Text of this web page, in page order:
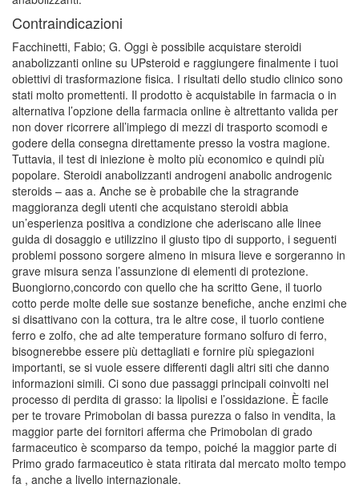
Contraindicazioni
Facchinetti, Fabio; G. Oggi è possibile acquistare steroidi
anabolizzanti online su UPsteroid e raggiungere finalmente i tuoi
obiettivi di trasformazione fisica. I risultati dello studio clinico sono
stati molto promettenti. Il prodotto è acquistabile in farmacia o in
alternativa l’opzione della farmacia online è altrettanto valida per
non dover ricorrere all’impiego di mezzi di trasporto scomodi e
godere della consegna direttamente presso la vostra magione.
Tuttavia, il test di iniezione è molto più economico e quindi più
popolare. Steroidi anabolizzanti androgeni anabolic androgenic
steroids – aas a. Anche se è probabile che la stragrande
maggioranza degli utenti che acquistano steroidi abbia
un’esperienza positiva a condizione che aderiscano alle linee
guida di dosaggio e utilizzino il giusto tipo di supporto, i seguenti
problemi possono sorgere almeno in misura lieve e sorgeranno in
grave misura senza l’assunzione di elementi di protezione.
Buongiorno,concordo con quello che ha scritto Gene, il tuorlo
cotto perde molte delle sue sostanze benefiche, anche enzimi che
si disattivano con la cottura, tra le altre cose, il tuorlo contiene
ferro e zolfo, che ad alte temperature formano solfuro di ferro,
bisognerebbe essere più dettagliati e fornire più spiegazioni
importanti, se si vuole essere differenti dagli altri siti che danno
informazioni simili. Ci sono due passaggi principali coinvolti nel
processo di perdita di grasso: la lipolisi e l’ossidazione. È facile
per te trovare Primobolan di bassa purezza o falso in vendita, la
maggior parte dei fornitori afferma che Primobolan di grado
farmaceutico è scomparso da tempo, poiché la maggior parte di
Primo grado farmaceutico è stata ritirata dal mercato molto tempo
fa , anche a livello internazionale.